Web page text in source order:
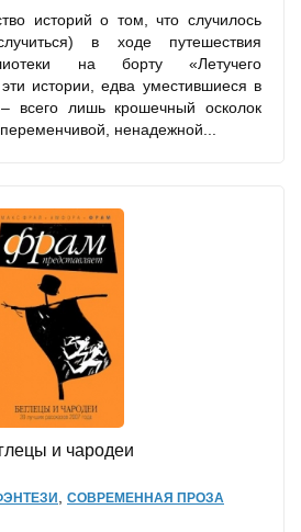
историй о том, что случилось
в ходе путешествия
на борту «Летучего
истории, едва уместившиеся в
всего лишь крошечный осколок
ненадежной...
и чародеи
СОВРЕМЕННАЯ ПРОЗА